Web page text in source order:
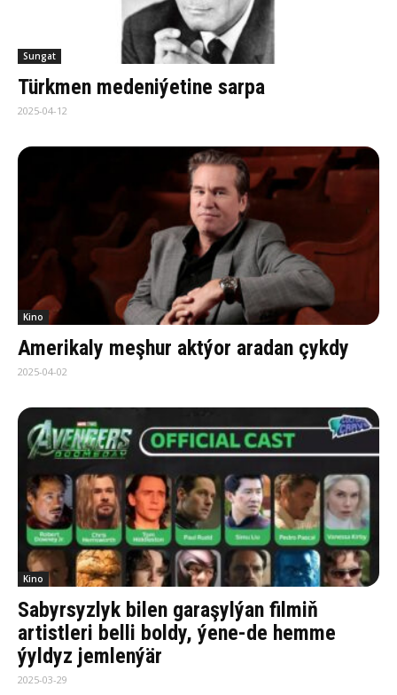
Sungat
Türkmen medeniýetine sarpa
2025-04-12
Kino
Amerikaly meşhur aktýor aradan çykdy
2025-04-02
Kino
Sabyrsyzlyk bilen garaşylýan filmiň
artistleri belli boldy, ýene-de hemme
ýyldyz jemlenýär
2025-03-29